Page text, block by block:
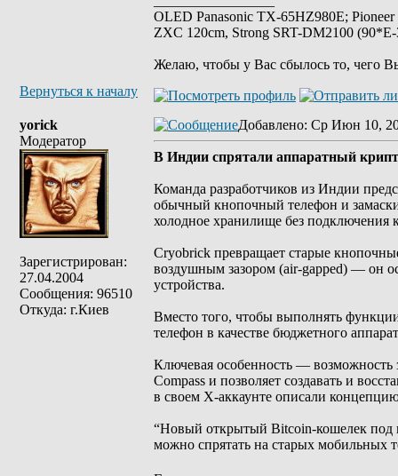
OLED Panasonic TX-65HZ980E;
ZXC 120cm, Strong SRT-DM2100
Желаю, чтобы у Вас сбылось то, чего
Вернуться к началу
yorick
Модератор
Зарегистрирован:
27.04.2004
Сообщения: 96510
Откуда: г.Киев
Добавлено: Ср Июн 10,
В Индии спрятали аппаратный
Команда разработчиков из Индии
обычный кнопочный телефон и
холодное хранилище без подключения
Cryobrick превращает старые
воздушным зазором (air-gapped) — он
устройства.
Вместо того, чтобы выполнять
телефон в качестве бюджетного
Ключевая особенность — возможность
Compass и позволяет создавать и
в своем X-аккаунте описали
“Новый открытый Bitcoin-кошелек под
можно спрятать на старых мобильных